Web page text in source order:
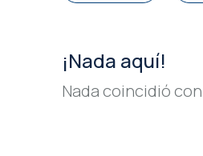
¡Nada aquí!
Nada coincidió